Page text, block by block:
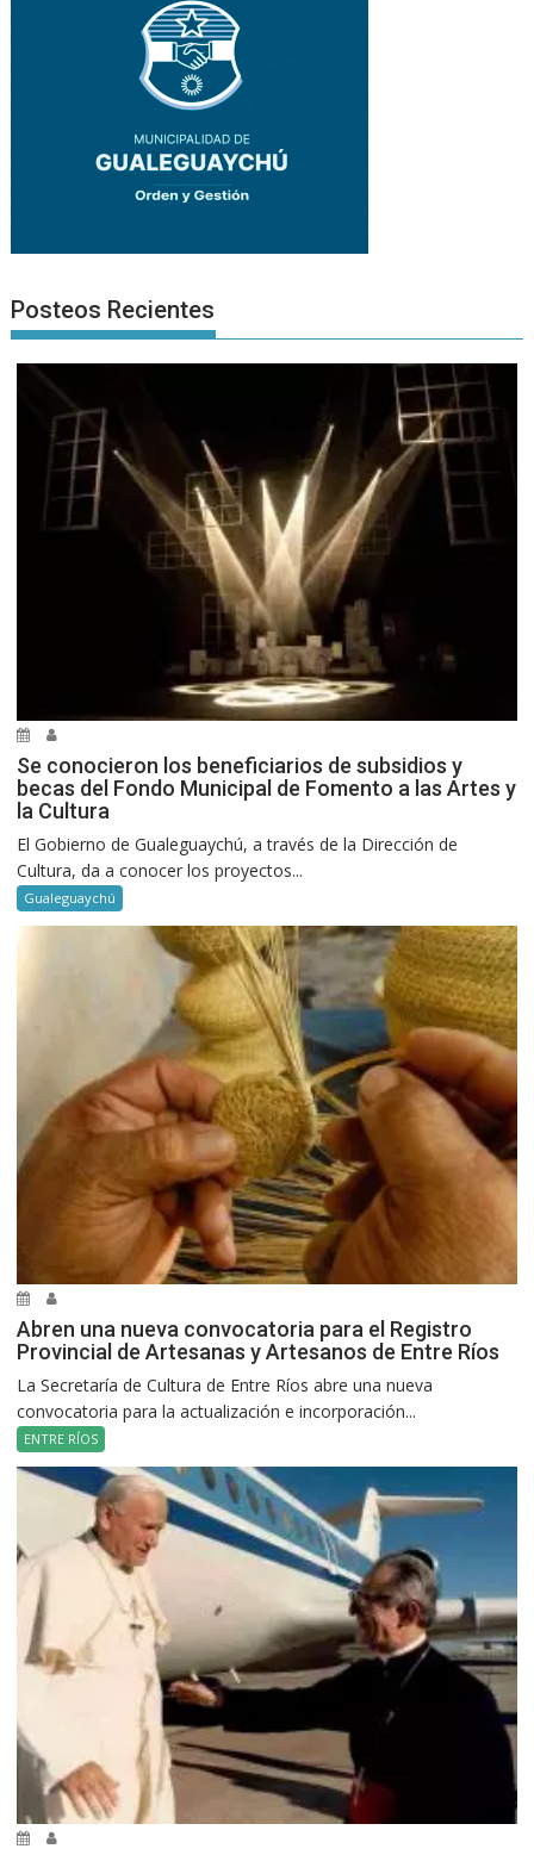
Posteos Recientes
Se conocieron los beneficiarios de subsidios y
becas del Fondo Municipal de Fomento a las Artes y
la Cultura
El Gobierno de Gualeguaychú, a través de la Dirección de
Cultura, da a conocer los proyectos...
Gualeguaychú
Abren una nueva convocatoria para el Registro
Provincial de Artesanas y Artesanos de Entre Ríos
La Secretaría de Cultura de Entre Ríos abre una nueva
convocatoria para la actualización e incorporación...
ENTRE RÍOS